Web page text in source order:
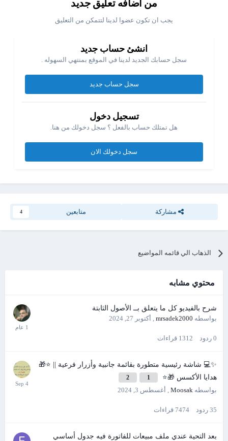
من اضافه تعليق جديد
يجب ان تكون عضوا لدينا لتتمكن من التعليق
انشئ حساب جديد
سجل حسابك الجديد لدينا في الموقع بمنتهي السهوله .
سجل حساب جديد
تسجيل دخول
هل تمتلك حساب بالفعل ؟ سجل دخولك من هنا.
سجل دخولك الان
مشاركة متابعين 4
الذهاب الي قائمه المواضيع
محتوي مشابه
شرح بالفيديو كل ما يتعلق بــ الأصول الثابتة
بواسطه mrsadek2000
, أكتوبر 27, 2024
0 ردود 1312 قراءات
✨💻 شاشة رئيسية متطورة بقائمة جانبية وأزرار فرعية || ⭐🎁
هدايا الأكسس 🎁⭐
1
2
بواسطه Moosak
, أغسطس 3, 2024
35 ردود 7474 قراءات
بعد التحية عندي ملف مبيعات للفاتورة فيه جدول أساسي